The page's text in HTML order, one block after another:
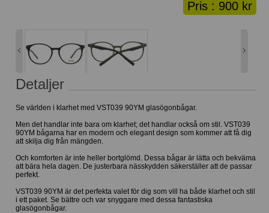
Lånekorg: 0 bågar
Pris : 900 kr
Detaljer
Se världen i klarhet med VST039 90YM glasögonbågar.
Men det handlar inte bara om klarhet; det handlar också om stil. VST039
90YM bågarna har en modern och elegant design som kommer att få dig
att skilja dig från mängden.
Och komforten är inte heller bortglömd. Dessa bågar är lätta och bekväma
att bära hela dagen. De justerbara nässkydden säkerställer att de passar
perfekt.
VST039 90YM är det perfekta valet för dig som vill ha både klarhet och stil
i ett paket. Se bättre och var snyggare med dessa fantastiska
glasögonbågar.